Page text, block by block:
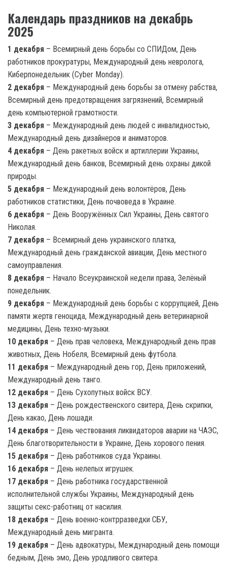
Календарь праздников на декабрь
2025
1 декабря – Всемирный день борьбы со СПИДом, День
работников прокуратуры, Международный день невролога,
Киберпонедельник (Cyber Monday).
2 декабря – Международный день борьбы за отмену рабства,
Всемирный день предотвращения загрязнений, Всемирный
день компьютерной грамотности.
3 декабря – Международный день людей с инвалидностью,
Международный день дизайнеров и аниматоров.
4 декабря – День ракетных войск и артиллерии Украины,
Международный день банков, Всемирный день охраны дикой
природы.
5 декабря – Международный день волонтёров, День
работников статистики, День почвоведа в Украине.
6 декабря – День Вооружённых Сил Украины, День святого
Николая.
7 декабря – Всемирный день украинского платка,
Международный день гражданской авиации, День местного
самоуправления.
8 декабря – Начало Всеукраинской недели права, Зелёный
понедельник.
9 декабря – Международный день борьбы с коррупцией, День
памяти жертв геноцида, Международный день ветеринарной
медицины, День техно-музыки.
10 декабря – День прав человека, Международный день прав
животных, День Нобеля, Всемирный день футбола.
11 декабря – Международный день гор, День приложений,
Международный день танго.
12 декабря – День Сухопутных войск ВСУ.
13 декабря – День рождественского свитера, День скрипки,
День какао, День лошади.
14 декабря – День чествования ликвидаторов аварии на ЧАЭС,
День благотворительности в Украине, День хорового пения.
15 декабря – День работников суда Украины.
16 декабря – День нелепых игрушек.
17 декабря – День работника государственной
исполнительной службы Украины, Международный день
защиты секс-работниц от насилия.
18 декабря – День военно-контрразведки СБУ,
Международный день мигранта.
19 декабря – День адвокатуры, Международный день помощи
бедным, День эмо, День уродливого свитера.